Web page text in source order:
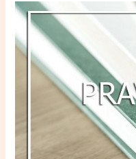
Izmjene
Pravilnika
o
primjeni
Zakona
dobit